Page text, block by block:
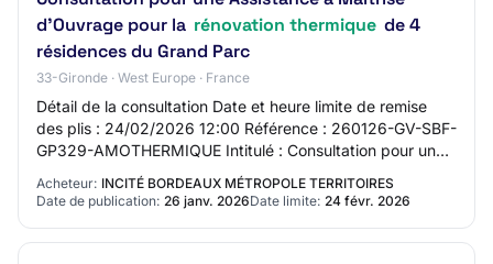
d'Ouvrage pour la rénovation thermique de 4
résidences du Grand Parc
33-Gironde · West Europe · France
Détail de la consultation Date et heure limite de remise
des plis : 24/02/2026 12:00 Référence : 260126-GV-SBF-
GP329-AMOTHERMIQUE Intitulé : Consultation pour une
Assistance à Maitrise d'Ouvrage pour…
Acheteur: INCITÉ BORDEAUX MÉTROPOLE TERRITOIRES
Date de publication: 26 janv. 2026Date limite: 24 févr. 2026